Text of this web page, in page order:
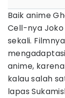
Baik anime
Cell-nya
sekali.
anime,
kalau salah
lapas